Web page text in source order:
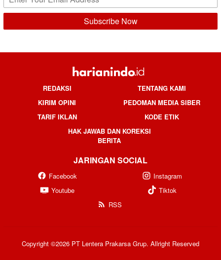
REDAKSI
TENTANG KAMI
KIRIM OPINI
PEDOMAN MEDIA SIBER
TARIF IKLAN
KODE ETIK
HAK JAWAB DAN KOREKSI
BERITA
JARINGAN SOCIAL
Facebook
Instagram
Youtube
Tiktok
RSS
Copyright ©2026 PT Lentera Prakarsa Grup. Allright Reserved